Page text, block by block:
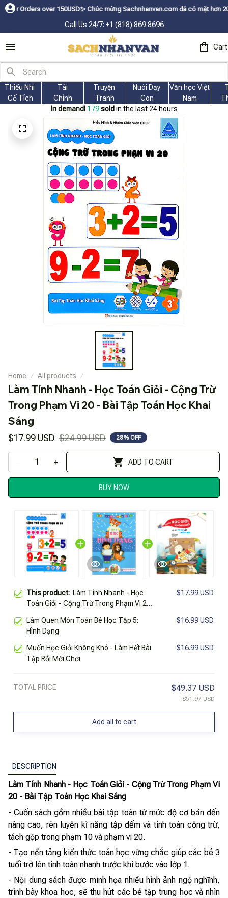
over 150USDㅤ✨Chúc mừng Sachnhanvan.com đã có mặt hơn 200 quốc
Call Us 24/7: +1 (818) 869 8696
Cart
Thiếu Nhi
Cổ Tích
Tài
Chính
Truyện
Tranh
Nuôi Dạy
Con
Văn học Việt
Nam
In demand! 183 sold in the last 24 hours
Home All products
Làm Tính Nhanh - Học Toán Giỏi - Cộng Trừ
Trong Phạm Vi 20 - Bài Tập Toán Học Khai
Sáng
$17.99 USD $24.99 USD 28% OFF
ADD TO CART
BUY NOW
This product: Làm Tính Nhanh - Học
Toán Giỏi - Cộng Trừ Trong Phạm Vi 20
$17.99 USD
Làm Quen Môn Toán Bé Học Tập 5:
Hình Dạng
$16.99 USD
Muốn Học Giỏi Không Khó - Làm Hết Bài
Tập Rồi Mới Chơi
$16.99 USD
TOTAL PRICE $49.37 USD
$51.97 USD
Add all to cart
DESCRIPTION
Làm Tính Nhanh - Học Toán Giỏi - Cộng Trừ Trong Phạm Vi
20 - Bài Tập Toán Học Khai Sáng
- Cuốn sách gồm nhiều bài tập toán từ mức độ cơ bản đến
nâng cao, rèn luyện kĩ năng tập đếm và tính toán cộng trừ,
tách gộp trong phạm 10 và phạm vi 20.
- Tạo nền tảng kiến thức toán học vững chắc giúp các bé 3
tuổi trở lên tính toán nhanh trước khi bước vào lớp 1.
- Nội dung sách được minh họa nhiều hình ảnh ngộ nghĩnh,
trình bày khoa học, sẽ thu hút các bé tập trung học và nhìn